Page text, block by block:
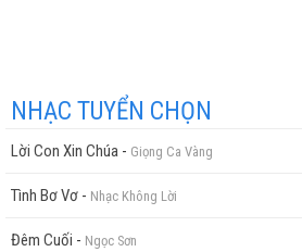
NHẠC TUYỂN CHỌN
Lời Con Xin Chúa - Giọng Ca Vàng
Tình Bơ Vơ - Nhạc Không Lời
Đêm Cuối - Ngọc Sơn